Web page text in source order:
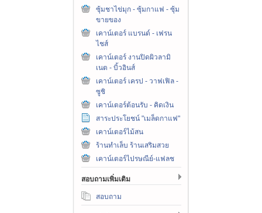
ซุ้มชาไข่มุก - ซุ้มกาแฟ - ซุ้ม
ขายของ
เคาน์เตอร์ แบรนด์ - เฟรน
ไชส์
เคาน์เตอร์ งานปิดผิวลามิ
เนต - บิ้วอินส์
เคาน์เตอร์ เครป - วาฟเฟิล -
ซูชิ
เคาน์เตอร์ต้อนรับ - คิดเงิน
สาระประโยชน์ "เมล็ดกาแฟ"
เคาน์เตอร์ไม้สน
ร้านทำเล็บ ร้านเสริมสวย
เคาน์เตอร์ไปรษณีย์-แฟลช
สอบถามเพิ่มเติม
สอบถาม